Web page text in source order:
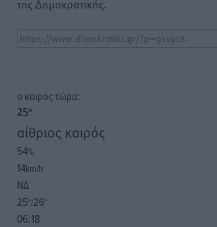
της Δημοκρατικής.
o καιρός τώρα:
25°
αίθριος καιρός
54%
14km/h
ΝΔ
25°/26°
06:18